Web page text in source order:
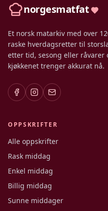
norgesmatfat
Et norsk matarkiv med over
raske hverdagsretter til
etter tid, sesong eller råvarer
kjøkkenet trenger akkurat nå.
OPPSKRIFTER
Alle oppskrifter
Rask middag
Enkel middag
Billig middag
Sunne middager